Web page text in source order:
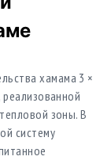
хамама 3 ×
зоны. В
систему